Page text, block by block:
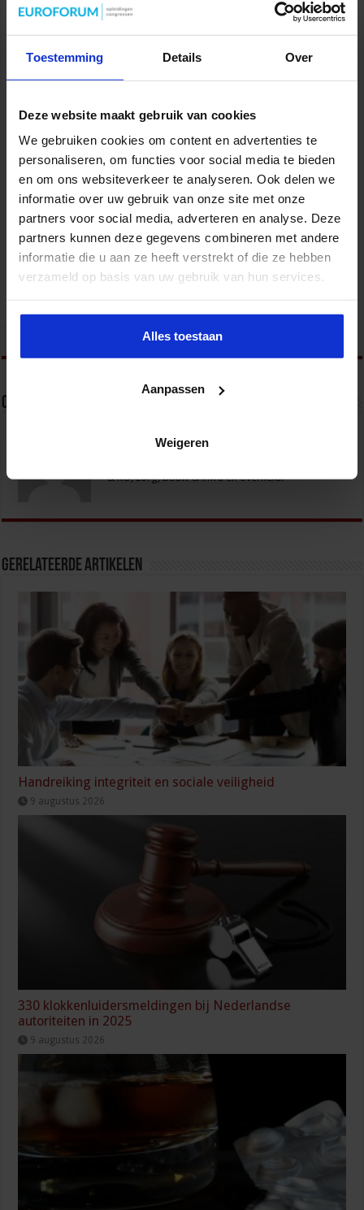
Toestemming Details Over
Deze website maakt gebruik van cookies
We gebruiken cookies om content en advertenties te
personaliseren, om functies voor social media te bieden
en om ons websiteverkeer te analyseren. Ook delen we
informatie over uw gebruik van onze site met onze
partners voor social media, adverteren en analyse. Deze
partners kunnen deze gegevens combineren met andere
informatie die u aan ze heeft verstrekt of die ze hebben
verzameld op basis van uw gebruik van hun services.
Alles toestaan
Aanpassen
Weigeren
Gebouwbeheer en veiligheid
VEILIGHEID
tweet
Over sbo
Het Studiecentrum voor Bedrijf en Overheid (SBO)
organiseert jaarlijks zo’n 200 opleidingen en
& RO, zorg, bouw & infra en overheid.
Gerelateerde Artikelen
Handreiking integriteit en sociale veiligheid
9 augustus 2026
330 klokkenluidersmeldingen bij Nederlandse
autoriteiten in 2025
9 augustus 2026